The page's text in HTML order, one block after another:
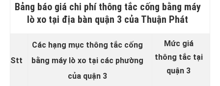
Bảng báo giá chi phí thông tắc cống bằng máy
lò xo tại địa bàn quận 3 của Thuận Phát
Stt
Các hạng mục thông tắc cống
bằng máy lò xo tại các phường
của quận 3
Mức giá
thông tắc tại
quận 3